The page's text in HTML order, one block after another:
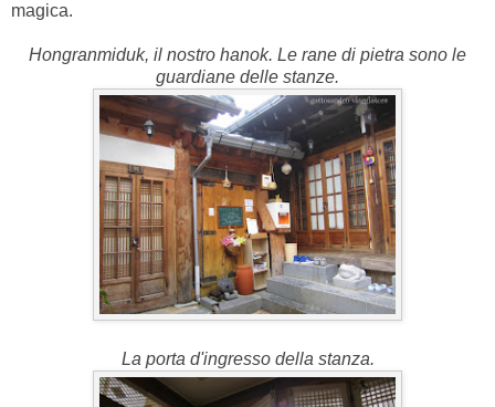
magica.
Hongranmiduk, il nostro hanok. Le rane di pietra sono le
guardiane delle stanze.
La porta d'ingresso della stanza.